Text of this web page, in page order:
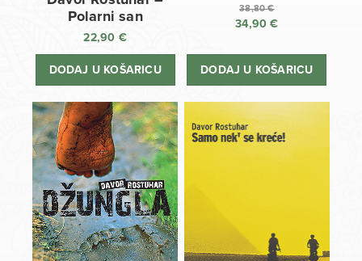
Polarni san
22,90 €
DODAJ U KOŠARICU
38,80€
Izvorna
bila
34,90€
cijena
DODAJ U KOŠARICU